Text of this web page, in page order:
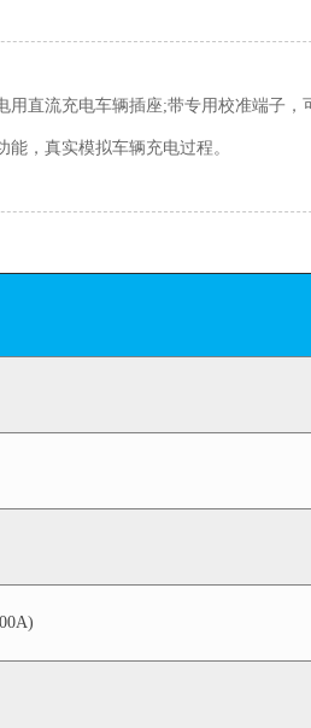
用直流充电车辆插座;带专用校准端子
，真实模拟车辆充电过程。